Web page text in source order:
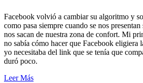
Facebook volvió a cambiar su algoritmo y
como pasa siempre cuando se nos
nos sacan de nuestra zona de confort. Mi
no sabía cómo hacer que Facebook eligiera
yo necesitaba del link que se tenía que
duró poco.
Leer Más